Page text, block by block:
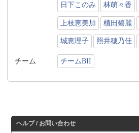
日下このみ 林萌々香
上枝恵美加 植田碧麗
城恵理子 照井穂乃佳
チーム チームBII
ヘルプ / お問い合わせ